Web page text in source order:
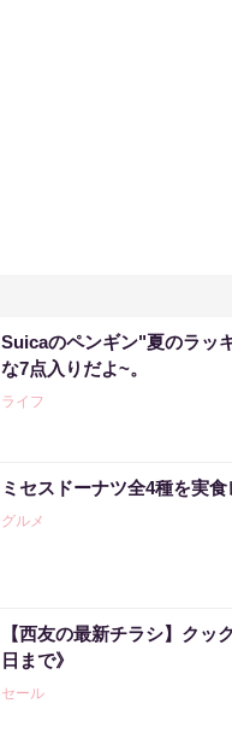
Suicaのペンギン"夏のラッ
な7点入りだよ~。
ライフ
ミセスドーナツ全4種を実
グルメ
【西友の最新チラシ】ク
日まで》
セール